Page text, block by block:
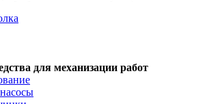
для механизации работ